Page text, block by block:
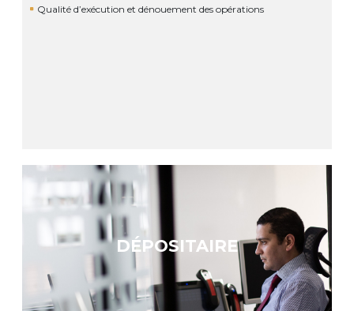
Qualité d’exécution et dénouement des opérations
DÉPOSITAIRE